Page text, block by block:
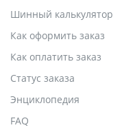
Шинный калькулятор
Как оформить заказ
Как оплатить заказ
Статус заказа
Энциклопедия
FAQ